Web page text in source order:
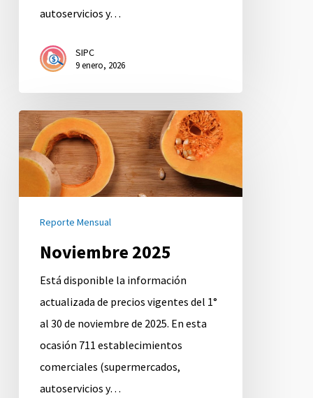
autoservicios y…
SIPC
9 enero, 2026
Noviembre
2025
Reporte Mensual
Noviembre 2025
Está disponible la información
actualizada de precios vigentes del 1°
al 30 de noviembre de 2025. En esta
ocasión 711 establecimientos
comerciales (supermercados,
autoservicios y…